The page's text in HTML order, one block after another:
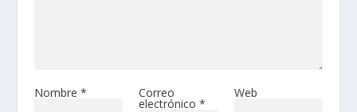
Nombre * Correo
electrónico *
Web